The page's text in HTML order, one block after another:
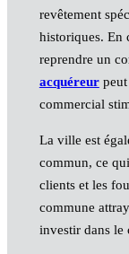
revêtement
historiques. En
reprendre un
acquéreurpeut
commercial
La ville est
commun, ce
clients et les
commune
investir dans le